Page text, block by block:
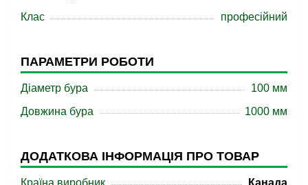
Клас
професійний
ПАРАМЕТРИ РОБОТИ
Діаметр бура
100 мм
Довжина бура
1000 мм
ДОДАТКОВА ІНФОРМАЦІЯ ПРО ТОВАР
Країна виробник Канада